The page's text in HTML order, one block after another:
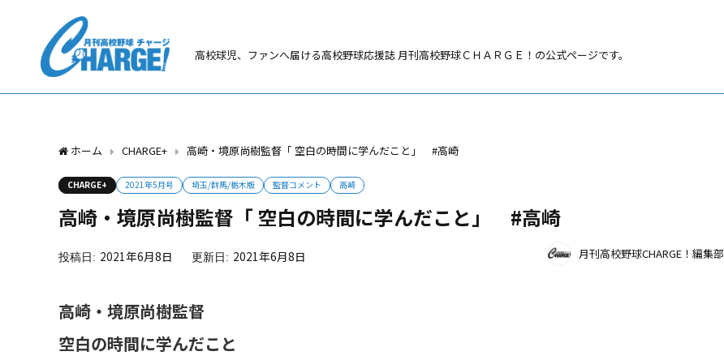
高校球児、ファンへ届ける高校野球応援誌 月刊高校野球ＣＨＡＲＧＥ！の公式ページです。
ホーム CHARGE+ 高崎・境原尚樹監督「 空白の時間に学んだこと」 #高崎
CHARGE+ 2021年5月号 埼玉/群馬/栃木版 監督コメント 高崎
高崎・境原尚樹監督「 空白の時間に学んだこと」 #高崎
2021年6月8日 2021年6月8日 月刊高校野球CHARGE！編集部
高崎・境原尚樹監督
空白の時間に学んだこと